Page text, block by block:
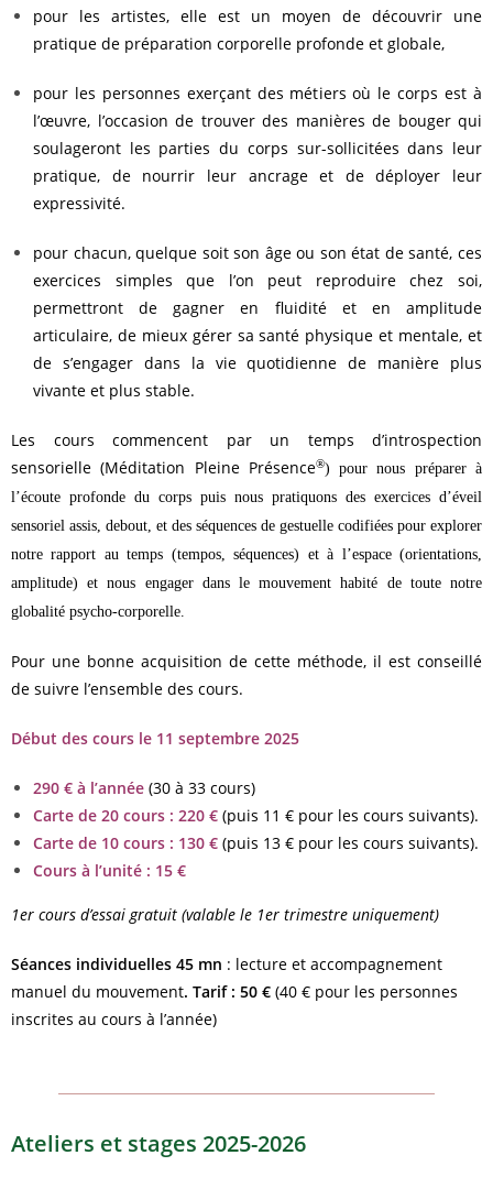
pour les artistes, elle est un moyen de découvrir une
pratique de préparation corporelle profonde et globale,
pour les personnes exerçant des métiers où le corps est à
l’œuvre, l’occasion de trouver des manières de bouger qui
soulageront les parties du corps sur-sollicitées dans leur
pratique, de nourrir leur ancrage et de déployer leur
expressivité.
pour chacun, quelque soit son âge ou son état de santé, ces
exercices simples que l’on peut reproduire chez soi,
permettront de gagner en fluidité et en amplitude
articulaire, de mieux gérer sa santé physique et mentale, et
de s’engager dans la vie quotidienne de manière plus
vivante et plus stable.
Les cours commencent par un temps d’introspection
sensorielle (Méditation Pleine Présence®) pour nous préparer à
l’écoute profonde du corps puis nous pratiquons des exercices d’éveil
sensoriel assis, debout, et des séquences de gestuelle codifiées pour explorer
notre rapport au temps (tempos, séquences) et à l’espace (orientations,
amplitude) et nous engager dans le mouvement habité de toute notre
globalité psycho-corporelle.
Pour une bonne acquisition de cette méthode, il est conseillé
de suivre l’ensemble des cours.
Début des cours le 11 septembre 2025
290 € à l’année (30 à 33 cours)
Carte de 20 cours : 220 € (puis 11 € pour les cours suivants).
Carte de 10 cours : 130 € (puis 13 € pour les cours suivants).
Cours à l’unité : 15 €
1er cours d’essai gratuit (valable le 1er trimestre uniquement)
Séances individuelles 45 mn : lecture et accompagnement
manuel du mouvement. Tarif : 50 € (40 € pour les personnes
inscrites au cours à l’année)
Ateliers et stages 2025-2026